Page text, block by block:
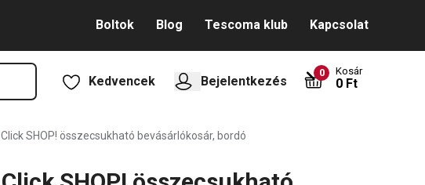
Boltok Blog Tescoma klub Kapcsolat
Kedvencek Bejelentkezés
0 Kosár
0 Ft
Click SHOP! összecsukható bevásárlókosár, bordó